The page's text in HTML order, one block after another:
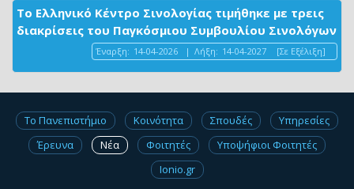
Το Ελληνικό Κέντρο Σινολογίας τιμήθηκε με τρεις
διακρίσεις του Παγκόσμιου Συμβουλίου Σινολόγων
Έναρξη: 14-04-2026 | Λήξη: 14-04-2027 [Σε Εξέλιξη]
Το Πανεπιστήμιο Κοινότητα Σπουδές
Υπηρεσίες
Έρευνα
Νέα Φοιτητές
Υποψήφιοι Φοιτητές
Ionio.gr